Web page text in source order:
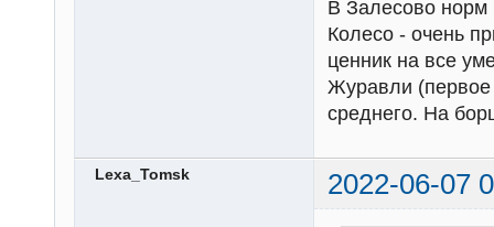
В Залесово норм
Колесо - очень
ценник на все
Журавли (первое
среднего. На
Lexa_Tomsk 2022-06-07